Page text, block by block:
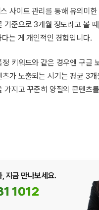
사이트 관리를 통해 유의미한
기준으로 3개월 정도라고 볼
는 게 개인적인 경험입니다.
키워드와 같은 경우엔 구글
가 노출되는 시기는 평균 3개
가지고 꾸준히 양질의 콘텐츠
지금 만나보세요.
1012